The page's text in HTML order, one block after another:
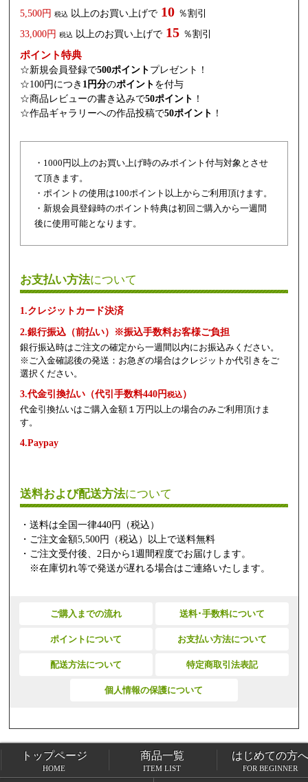
5,500円 税込 以上のお買い上げで 10 ％割引
33,000円 税込 以上のお買い上げで 15 ％割引
ポイント特典
☆新規会員登録で500ポイント プレゼント！
☆100円につき 1円分のポイント を付与
☆商品レビューの書き込みで50ポイント ！
☆作品ギャラリーへの作品投稿で50ポイント ！
・1000円以上のお買い上げ時のみポイント付与対象とさせ
て頂きます。
・ポイントの使用は100ポイント以上からご利用頂けます。
・新規会員登録時のポイント特典は初回ご購入から一週間
後に使用可能となります。
お支払い方法について
1.クレジットカード決済
2.銀行振込（前払い）※振込手数料お客様ご負担
銀行振込時はご注文の確定から一週間以内にお振込みください。
※ご入金確認後の発送：お急ぎの場合はクレジットか代引きをご
選択ください。
3.代金引換払い（代引手数料440円税込）
代金引換払いはご購入金額１万円以上の場合のみご利用頂けま
す。
4.Paypay
送料および配送方法について
・送料は全国一律440円（税込）
・ご注文金額5,500円（税込）以上で送料無料
・ご注文受付後、2日から1週間程度でお届けします。
※在庫切れ等で発送が遅れる場合はご連絡いたします。
ご購入までの流れ 送料･手数料について
ポイントについて お支払い方法について
配送方法について 特定商取引法表記
個人情報の保護について
トップページ 商品一覧
トップページ
HOME
商品一覧
ITEM LIST
はじめての方へ
FOR BEGINNER